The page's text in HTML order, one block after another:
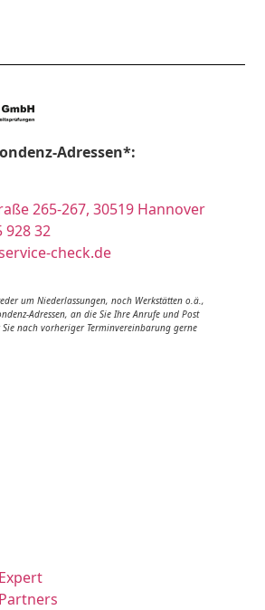
Adressen*:
265-267, 30519 Hannover
928 32
check.de
um Niederlassungen, noch Werkstätten o.ä.,
Adressen, an die Sie Ihre Anrufe und Post
nach vorheriger Terminvereinbarung gerne